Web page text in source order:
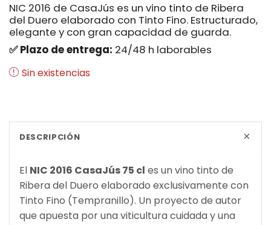
NIC 2016 de CasaJús es un vino tinto de Ribera
del Duero elaborado con Tinto Fino. Estructurado,
elegante y con gran capacidad de guarda.
✅ Plazo de entrega: 24/48 h laborables
Sin existencias
DESCRIPCIÓN +
El NIC 2016 CasaJús 75 cl es un vino tinto de
Ribera del Duero elaborado exclusivamente con
Tinto Fino (Tempranillo). Un proyecto de autor
que apuesta por una viticultura cuidada y una